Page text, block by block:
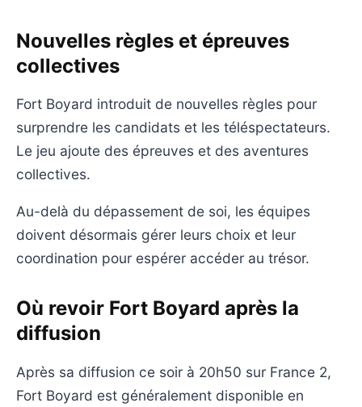
Nouvelles règles et épreuves
collectives
Fort Boyard introduit de nouvelles règles pour
surprendre les candidats et les téléspectateurs.
Le jeu ajoute des épreuves et des aventures
collectives.
Au-delà du dépassement de soi, les équipes
doivent désormais gérer leurs choix et leur
coordination pour espérer accéder au trésor.
Où revoir Fort Boyard après la
diffusion
Après sa diffusion ce soir à 20h50 sur France 2,
Fort Boyard est généralement disponible en